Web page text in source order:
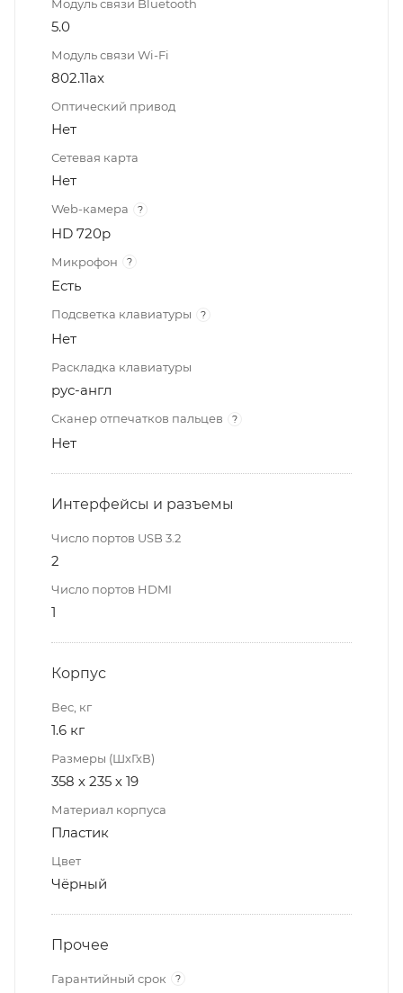
Модуль связи Bluetooth
5.0
Модуль связи Wi-Fi
802.11ax
Оптический привод
Нет
Сетевая карта
Нет
Web-камера ?
HD 720p
Микрофон ?
Есть
Подсветка клавиатуры ?
Нет
Раскладка клавиатуры
рус-англ
Сканер отпечатков пальцев ?
Нет
Интерфейсы и разъемы
Число портов USB 3.2
2
Число портов HDMI
1
Корпус
Вес, кг
1.6 кг
Размеры (ШхГхВ)
358 х 235 х 19
Материал корпуса
Пластик
Цвет
Чёрный
Прочее
Гарантийный срок ?